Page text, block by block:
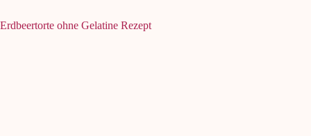
Erdbeertorte ohne Gelatine Rezept